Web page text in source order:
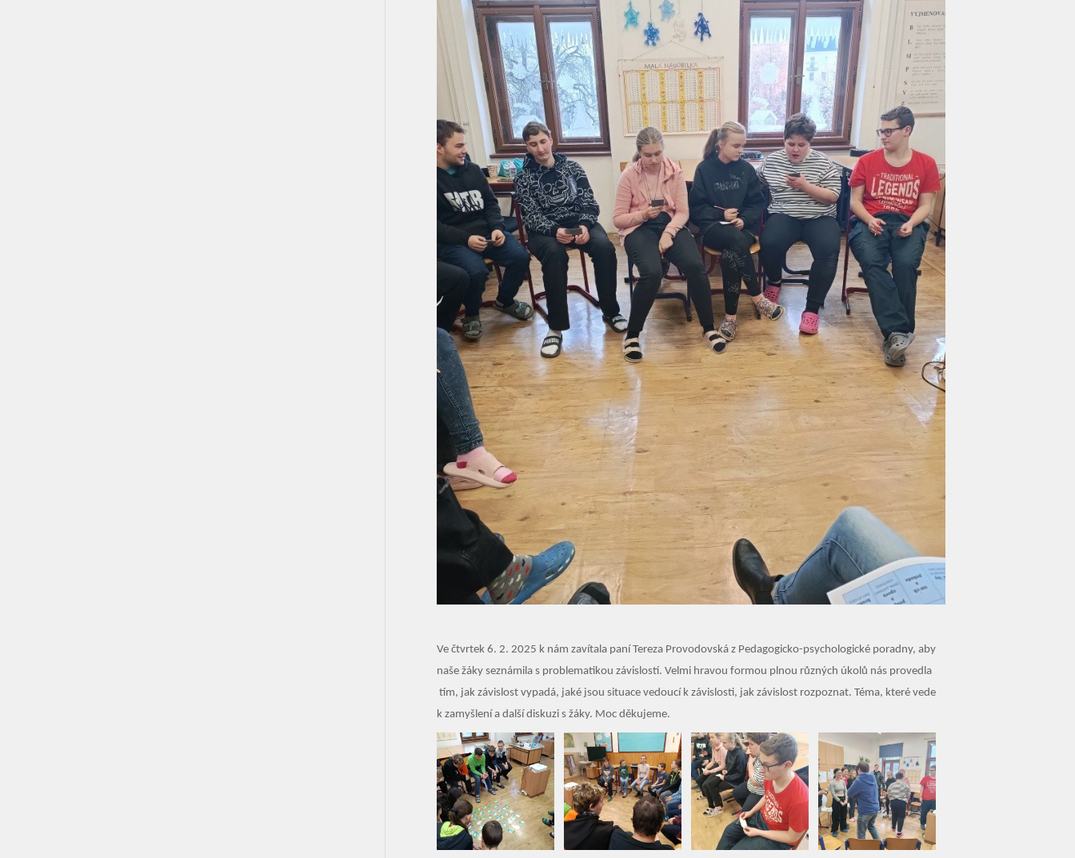
Ve čtvrtek 6. 2. 2025 k nám zavítala paní Tereza Provodovská z Pedagogicko-psychologické poradny, aby
naše žáky seznámila s problematikou závislostí. Velmi hravou formou plnou různých úkolů nás provedla
tím, jak závislost vypadá, jaké jsou situace vedoucí k závislosti, jak závislost rozpoznat. Téma, které vede
k zamyšlení a další diskuzi s žáky. Moc děkujeme.